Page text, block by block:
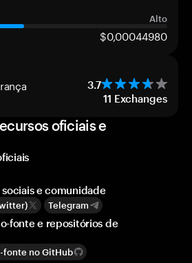
Alto
$0,00044980
3.7
11 Exchanges
oficiais e
e comunidade
Telegram
fonte e repositórios de
fonte no GitHub